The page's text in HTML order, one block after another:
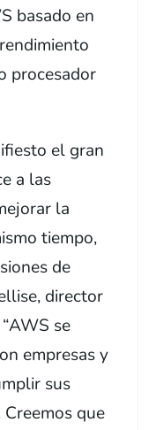
basado en
procesador
el gran
a las
la
tiempo,
de
director
se
empresas y
sus
que